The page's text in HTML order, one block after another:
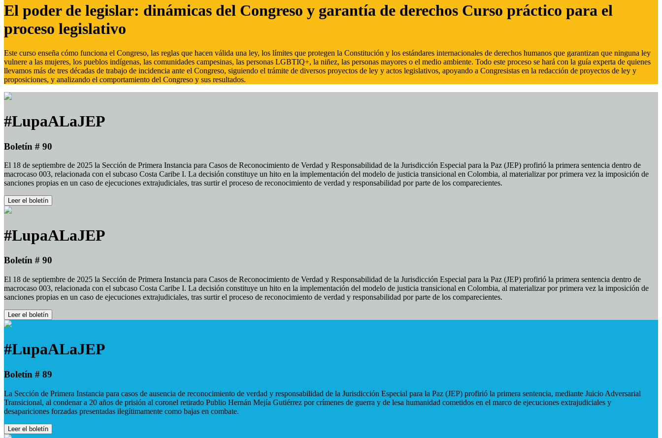
El poder de legislar: dinámicas del Congreso y garantía de derechos Curso práctico para el
proceso legislativo
Este curso enseña cómo funciona el Congreso, las reglas que hacen válida una ley, los límites que protegen la Constitución y los estándares internacionales de derechos humanos que garantizan que ninguna ley
vulnere a las mujeres, los pueblos indígenas, las comunidades campesinas, las personas LGBTIQ+, la niñez, las personas mayores o el medio ambiente. Todo este proceso se hará con la guía experta de quienes
llevamos más de tres décadas de trabajo de incidencia ante el Congreso, siguiendo el trámite de diversos proyectos de ley y actos legislativos, apoyando a Congresistas en la redacción de proyectos de ley y
proposiciones, y analizando el comportamiento del Congreso y sus resultados.
#LupaALaJEP
Boletín # 90
El 18 de septiembre de 2025 la Sección de Primera Instancia para Casos de Reconocimiento de Verdad y Responsabilidad de la Jurisdicción Especial para la Paz (JEP) profirió la primera sentencia dentro de
macrocaso 003, relacionada con el subcaso Costa Caribe I. La decisión constituye un hito en la implementación del modelo de justicia transicional en Colombia, al materializar por primera vez la imposición de
sanciones propias en un caso de ejecuciones extrajudiciales, tras surtir el proceso de reconocimiento de verdad y responsabilidad por parte de los comparecientes.
Leer el boletín
#LupaALaJEP
Boletín # 90
El 18 de septiembre de 2025 la Sección de Primera Instancia para Casos de Reconocimiento de Verdad y Responsabilidad de la Jurisdicción Especial para la Paz (JEP) profirió la primera sentencia dentro de
macrocaso 003, relacionada con el subcaso Costa Caribe I. La decisión constituye un hito en la implementación del modelo de justicia transicional en Colombia, al materializar por primera vez la imposición de
sanciones propias en un caso de ejecuciones extrajudiciales, tras surtir el proceso de reconocimiento de verdad y responsabilidad por parte de los comparecientes.
Leer el boletín
#LupaALaJEP
Boletín # 89
La Sección de Primera Instancia para casos de ausencia de reconocimiento de verdad y responsabilidad de la Jurisdicción Especial para la Paz (JEP) profirió la primera sentencia, mediante Juicio Adversarial
Transicional, al condenar a 20 años de prisión al coronel retirado Publio Hernán Mejía Gutiérrez por crímenes de guerra y de lesa humanidad cometidos en el marco de ejecuciones extrajudiciales y
desapariciones forzadas presentadas ilegítimamente como bajas en combate.
Leer el boletín